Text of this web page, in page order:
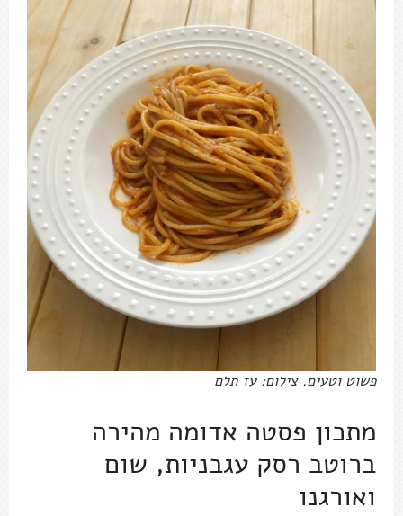
פשוט וטעים. צילום: עז תלם
מתכון פסטה אדומה מהירה
ברוטב רסק עגבניות, שום
ואורגנו